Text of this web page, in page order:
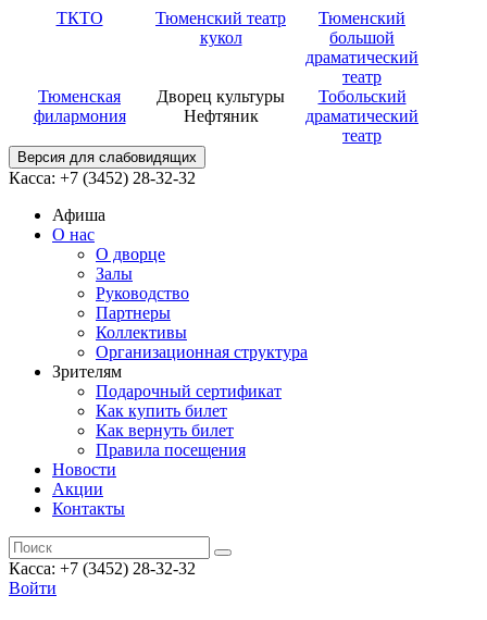
ТКТО
Тюменский театр
кукол
Тюменский
большой
драматический
театр
Тюменская
филармония
Дворец культуры
Нефтяник
Тобольский
драматический
театр
Версия для слабовидящих
Касса: +7 (3452) 28-32-32
Афиша
О нас
О дворце
Залы
Руководство
Партнеры
Коллективы
Организационная структура
Зрителям
Подарочный сертификат
Как купить билет
Как вернуть билет
Правила посещения
Новости
Акции
Контакты
Касса: +7 (3452) 28-32-32
Войти